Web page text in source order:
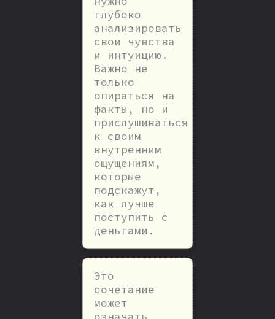
глубоко
анализировать
свои чувства
и интуицию.
Важно не
только
опираться на
факты, но и
прислушиваться
к своим
внутренним
ощущениям,
которые
подскажут,
как лучше
поступить с
деньгами.
Это
сочетание
может
означать